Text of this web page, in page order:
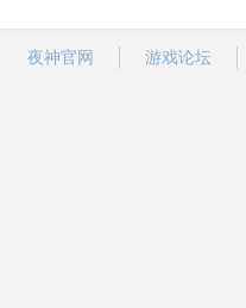
夜神官网 游戏论坛